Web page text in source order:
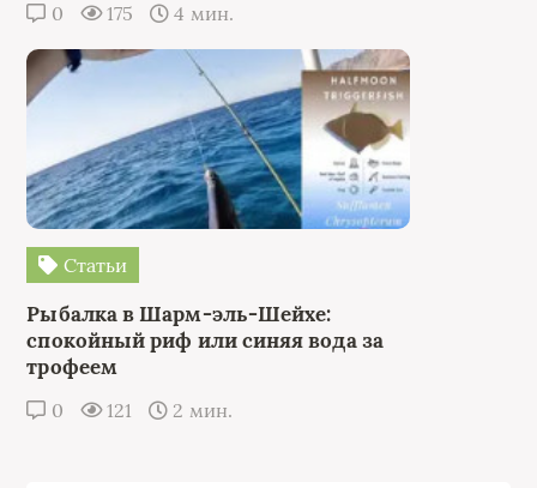
0 175 4 мин.
Статьи
Рыбалка в Шарм-эль-Шейхе:
спокойный риф или синяя вода за
трофеем
0 121 2 мин.